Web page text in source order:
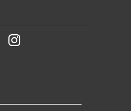
YoutubeInstagram